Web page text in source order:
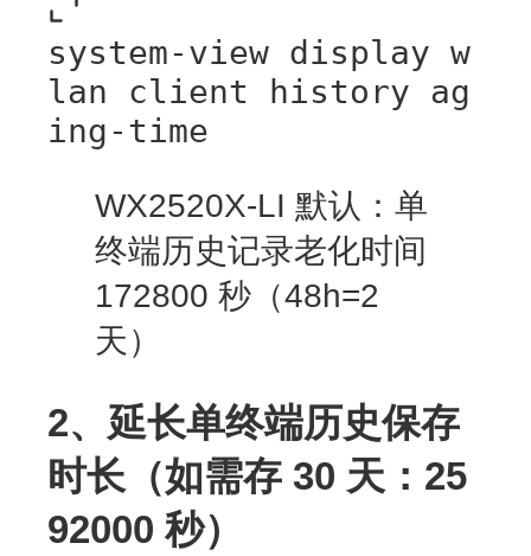
system-view display w
lan client history ag
ing-time
WX2520X-LI 默认： 单
终端历史记录老化时间
172800 秒（48h=2
天）
2、延长单终端历史保存
时长（如需存 30 天：25
92000 秒）